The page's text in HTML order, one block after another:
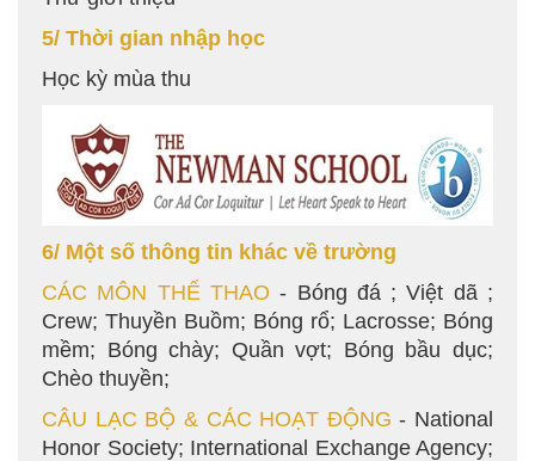
5/ Thời gian nhập học
Học kỳ mùa thu
6/ Một số thông tin khác về trường
CÁC MÔN THỂ THAO - Bóng đá ; Việt dã ;
Crew; Thuyền Buồm; Bóng rổ; Lacrosse; Bóng
mềm; Bóng chày; Quần vợt; Bóng bầu dục;
Chèo thuyền;
CÂU LẠC BỘ & CÁC HOẠT ĐỘNG - National
Honor Society; International Exchange Agency;